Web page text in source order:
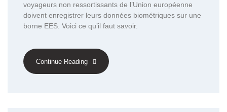
voyageurs non ressortissants de l’Union européenne
doivent enregistrer leurs données biométriques sur une
borne EES. Voici ce qu’il faut savoir.
Continue Reading